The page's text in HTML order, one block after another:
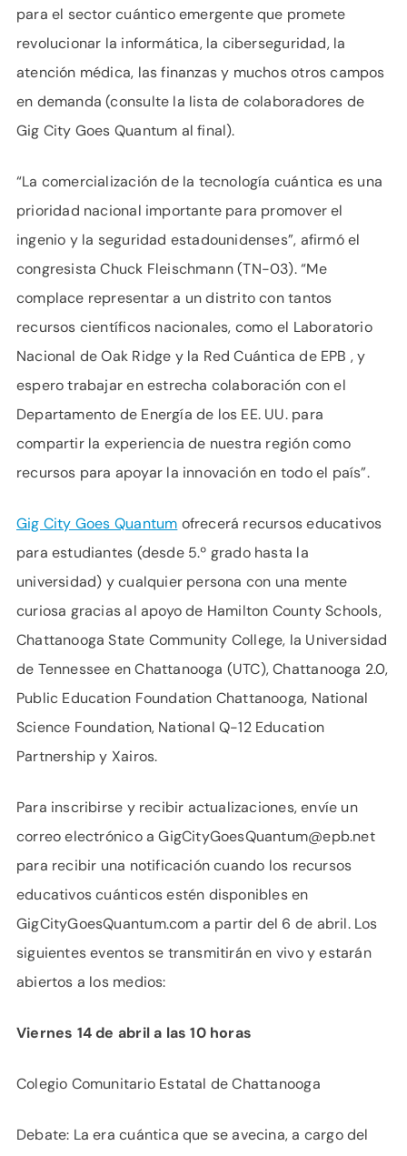
para el sector cuántico emergente que promete
revolucionar la informática, la ciberseguridad, la
atención médica, las finanzas y muchos otros campos
en demanda (consulte la lista de colaboradores de
Gig City Goes Quantum al final).
“La comercialización de la tecnología cuántica es una
prioridad nacional importante para promover el
ingenio y la seguridad estadounidenses”, afirmó el
congresista Chuck Fleischmann (TN-03). “Me
complace representar a un distrito con tantos
recursos científicos nacionales, como el Laboratorio
Nacional de Oak Ridge y la Red Cuántica de EPB , y
espero trabajar en estrecha colaboración con el
Departamento de Energía de los EE. UU. para
compartir la experiencia de nuestra región como
recursos para apoyar la innovación en todo el país”.
Gig City Goes Quantum ofrecerá recursos educativos
para estudiantes (desde 5.º grado hasta la
universidad) y cualquier persona con una mente
curiosa gracias al apoyo de Hamilton County Schools,
Chattanooga State Community College, la Universidad
de Tennessee en Chattanooga (UTC), Chattanooga 2.0,
Public Education Foundation Chattanooga, National
Science Foundation, National Q-12 Education
Partnership y Xairos.
Para inscribirse y recibir actualizaciones, envíe un
correo electrónico a GigCityGoesQuantum@epb.net
para recibir una notificación cuando los recursos
educativos cuánticos estén disponibles en
GigCityGoesQuantum.com a partir del 6 de abril. Los
siguientes eventos se transmitirán en vivo y estarán
abiertos a los medios:
Viernes 14 de abril a las 10 horas
Colegio Comunitario Estatal de Chattanooga
Debate: La era cuántica que se avecina, a cargo del